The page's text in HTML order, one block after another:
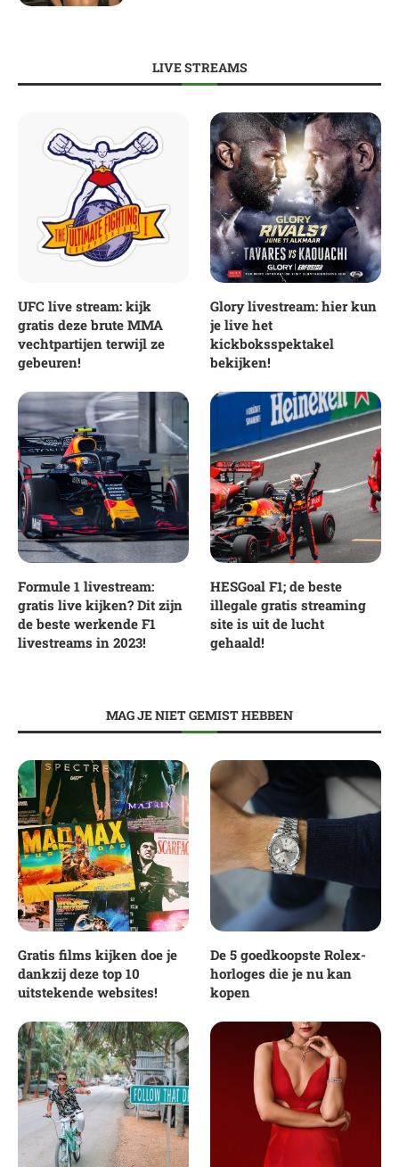
LIVE STREAMS
UFC live stream: kijk
gratis deze brute MMA
vechtpartijen terwijl ze
gebeuren!
Glory livestream: hier kun
je live het
kickboksspektakel
bekijken!
Formule 1 livestream:
gratis live kijken? Dit zijn
de beste werkende F1
livestreams in 2023!
HESGoal F1; de beste
illegale gratis streaming
site is uit de lucht
gehaald!
MAG JE NIET GEMIST HEBBEN
Gratis films kijken doe je
dankzij deze top 10
uitstekende websites!
De 5 goedkoopste Rolex-
horloges die je nu kan
kopen